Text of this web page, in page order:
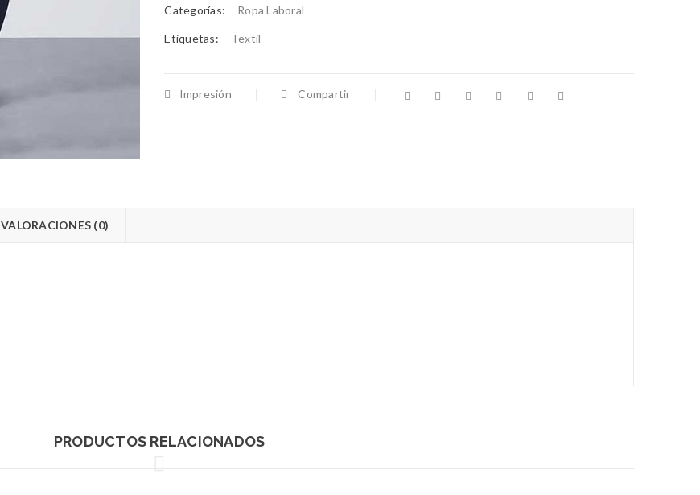
Categorías: Ropa Laboral
Etiquetas: Textil
Impresión Compartir
VALORACIONES (0)
PRODUCTOS RELACIONADOS